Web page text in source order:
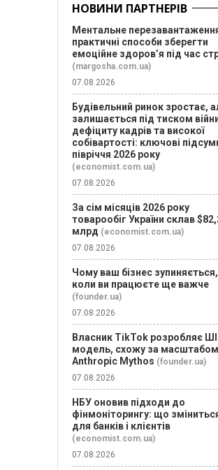
НОВИНИ ПАРТНЕРІВ
Ментальне
практичні способи зберегти
емоційне здоров’я під час
(margosha.com.ua)
07.08.2026
Будівельний ринок зростає,
залишається під тиском
дефіциту кадрів та високої
собівартості: ключові
півріччя 2026 року
(economist.com.ua)
07.08.2026
За сім місяців 2026 року
товарообіг України склав
млрд (economist.com.ua)
07.08.2026
Чому ваш бізнес зупиняється,
коли ви працюєте ще важче
(founder.ua)
07.08.2026
Власник TikTok розробляє
модель, схожу за
Anthropic Mythos (founder.ua)
07.08.2026
НБУ оновив підходи до
фінмоніторингу: що
для банків і клієнтів
(economist.com.ua)
07.08.2026